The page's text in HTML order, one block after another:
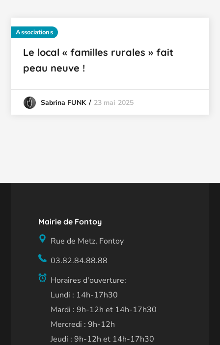
Associations
Le local « familles rurales » fait
peau neuve !
Sabrina FUNK 23 mai 2025
Mairie de Fontoy
Rue de Metz, Fontoy
03.82.84.88.88
Horaires d'ouverture:
Lundi : 14h-17h30
Mardi : 9h-12h et 14h-17h30
Mercredi : 9h-12h
Jeudi : 9h-12h et 14h-17h30